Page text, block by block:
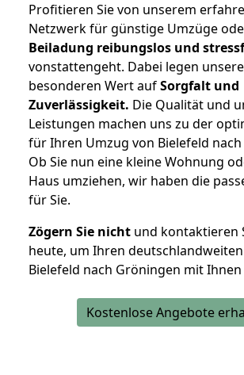
Profitieren Sie von unserem
Netzwerk für günstige Umzüge
Beiladung reibungslos und
vonstattengeht. Dabei legen
besonderen Wert aufSorgfalt und
Zuverlässigkeit. Die Qualität und
Leistungen machen uns zu der
für Ihren Umzug von Bielefeld
Ob Sie nun eine kleine Wohnung
Haus umziehen, wir haben die
für Sie.
Zögern Sie nicht und kontaktieren
heute, um Ihren
Bielefeld nach Gröningen mit
Kostenlose Angebote